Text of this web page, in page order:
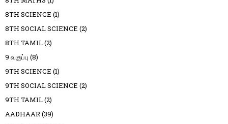
8TH SCIENCE (1)
8TH SOCIAL SCIENCE (2)
8TH TAMIL(2)
9 வகுப்பு (8)
9TH SCIENCE (1)
9TH SOCIAL SCIENCE (2)
9TH TAMIL(2)
AADHAAR(39)